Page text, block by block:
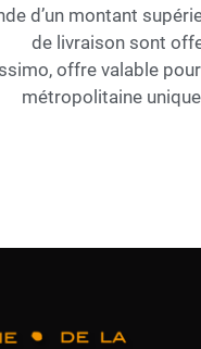
d’un montant
de livraison sont
offre valable
métropolitaine